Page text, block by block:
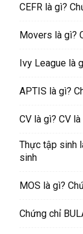
CEFR là gì?
Movers là gì?
Ivy League là
APTIS là gì?
CV là gì? CV
Thực tập sinh
sinh
MOS là gì?
Chứng chỉ